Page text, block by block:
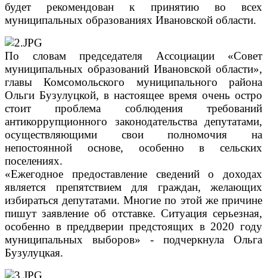
будет рекомендован к принятию во всех
муниципальных образованиях Ивановской области.
По словам председателя Ассоциации «Совет
муниципальных образований Ивановской области»,
главы Комсомольского муниципального района
Ольги Бузулуцкой, в настоящее время очень остро
стоит проблема соблюдения требований
антикоррупционного законодательства депутатами,
осуществляющими свои полномочия на
непостоянной основе, особенно в сельских
поселениях.
«Ежегодное предоставление сведений о доходах
является препятствием для граждан, желающих
избираться депутатами. Многие по этой же причине
пишут заявление об отставке. Ситуация серьезная,
особенно в преддверии предстоящих в 2020 году
муниципальных выборов» - подчеркнула Ольга
Бузулуцкая.